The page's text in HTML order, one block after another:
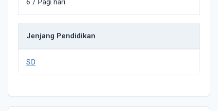
6 / Pagi hari
Jenjang Pendidikan
SD